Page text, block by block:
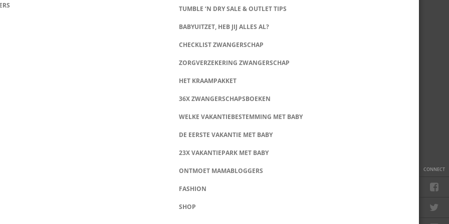
CONNECT
TUMBLE ‘N DRY SALE & OUTLET TIPS
BABYUITZET, HEB JIJ ALLES AL?
CHECKLIST ZWANGERSCHAP
ZORGVERZEKERING ZWANGERSCHAP
HET KRAAMPAKKET
36X ZWANGERSCHAPSBOEKEN
WELKE VAKANTIEBESTEMMING MET BABY
DE EERSTE VAKANTIE MET BABY
23X VAKANTIEPARK MET BABY
ONTMOET MAMABLOGGERS
FASHION
SHOP